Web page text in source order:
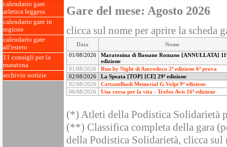
calendario gare
atletica leggera
calendario gare in
regione
calendario gare
all'estero
11 consigli per la
maratona
archivio notizie
Gare del mese: Agosto 2026
clicca sul nome per aprire la scheda
Data
Nome
01/08/2026
Maratonina di Bassano Romano [ANNULLATA]
edizione
01/08/2026
Run by Night di Antrodoco 2ª edizione 6ª prova
02/08/2026
La Speata [TOP] [CE] 29ª edizione
02/08/2026
Cottanelliadi Memorial G.Volpi 9ª edizione
06/08/2026
Una corsa per la vita - Trofeo Avis 16ª edizione
(*) Atleti della Podistica Solidarietà
(**) Classifica completa della gara
della Podistica Solidarietà, clicca sul